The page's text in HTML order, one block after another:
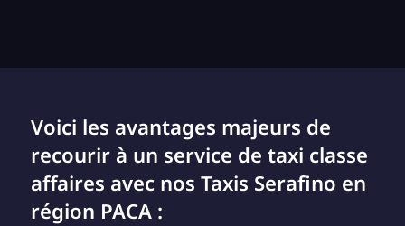
Voici les avantages majeurs de
recourir à un service de taxi classe
affaires avec nos Taxis Serafino en
région PACA :